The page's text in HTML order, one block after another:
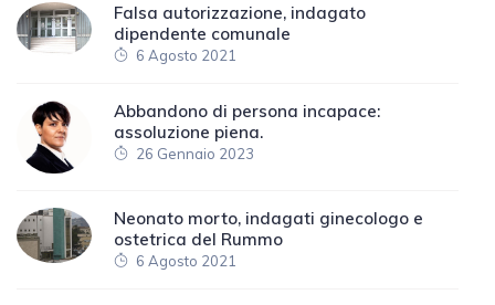
Falsa autorizzazione, indagato
dipendente comunale
6 Agosto 2021
Abbandono di persona incapace:
assoluzione piena.
26 Gennaio 2023
Neonato morto, indagati ginecologo e
ostetrica del Rummo
6 Agosto 2021